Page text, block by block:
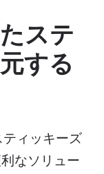
ステ
する
ィッキーズ
なソリュー